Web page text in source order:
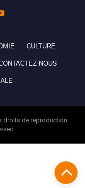
CULTURE
NOUS
droits de reproduction